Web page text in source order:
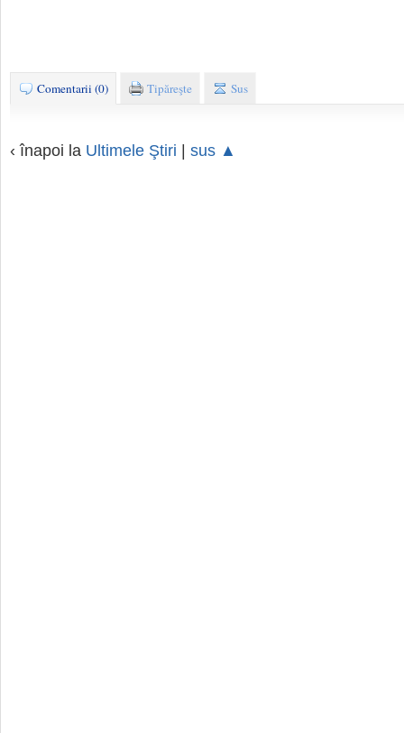
Comentarii (0) Tipăreşte Sus
‹ înapoi la Ultimele Ştiri | sus ▲